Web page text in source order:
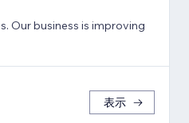
Our business is improving
表示